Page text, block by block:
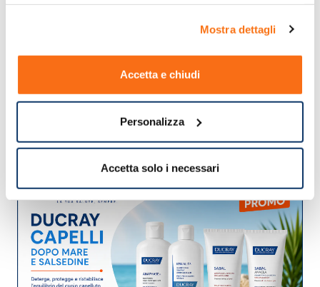
Mostra dettagli
Accetta e chiudi
Personalizza
Accetta solo i necessari